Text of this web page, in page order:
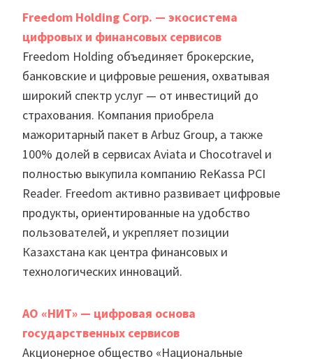
Freedom Holding Corp. — экосистема
цифровых и финансовых сервисов
Freedom Holding объединяет брокерские,
банковские и цифровые решения, охватывая
широкий спектр услуг — от инвестиций до
страхования. Компания приобрела
мажоритарный пакет в Arbuz Group, а также
100% долей в сервисах Aviata и Chocotravel и
полностью выкупила компанию ReKassa PCI
Reader. Freedom активно развивает цифровые
продукты, ориентированные на удобство
пользователей, и укрепляет позиции
Казахстана как центра финансовых и
технологических инноваций.
АО «НИТ» — цифровая основа
государственных сервисов
Акционерное общество «Национальные